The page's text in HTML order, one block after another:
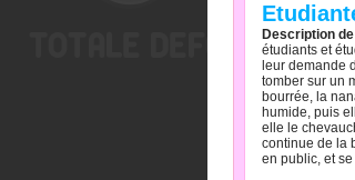
Description
étudiants et
leur demande
tomber sur un
bourrée, la
humide, puis
elle le
continue de la
en public, et